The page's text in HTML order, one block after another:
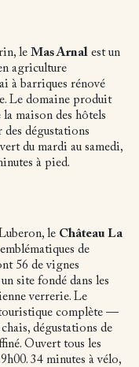
le Mas Arnal est un
agriculture
à barriques rénové
Le domaine produit
maison des hôtels
des dégustations
du mardi au samedi,
à pied.
le Château La
de
56 de vignes
site fondé dans les
verrerie. Le
complète —
dégustations de
Ouvert tous les
34 minutes à vélo,